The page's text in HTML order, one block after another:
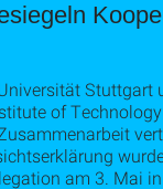
Stuttgart
of
am 3. Mai